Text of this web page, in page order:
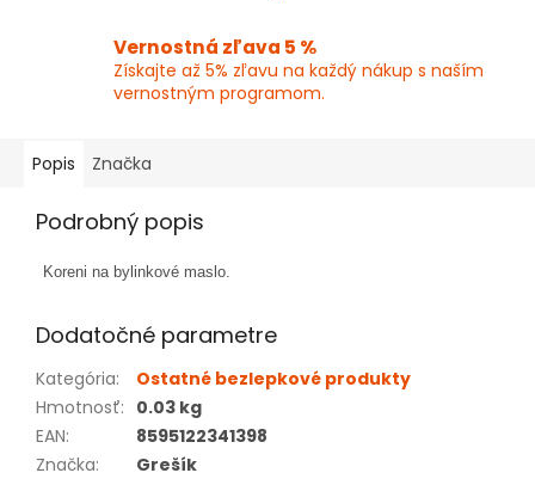
Vernostná zľava 5 %
Získajte až 5% zľavu na každý nákup s naším
vernostným programom.
Popis Značka
Podrobný popis
Koreni na bylinkové maslo.
Dodatočné parametre
Kategória:
Ostatné bezlepkové produkty
Hmotnosť: 0.03 kg
EAN:
8595122341398
Značka: Grešík